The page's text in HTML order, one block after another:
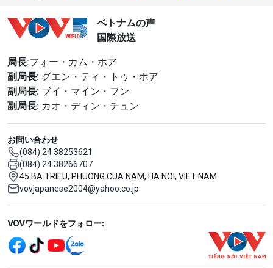
ベトナムの声
国際放送
局長:フォー・カム・ホア
副局長: グエン・ティ・トゥ・ホア
副局長: ブイ・マイン・フン
副局長: カオ・ディン・チュン
お問い合わせ
(084) 24 38253621
(084) 24 38266707
45 BA TRIEU, PHUONG CUA NAM, HA NOI, VIET NAM
vovjapanese2004@yahoo.co.jp
Mạng xã hội
VOVワールドをフォロー: